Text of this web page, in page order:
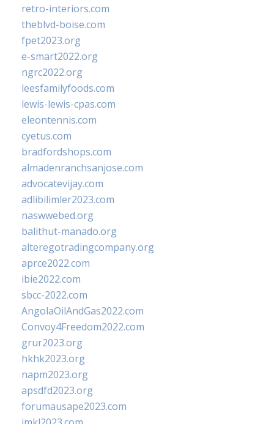
retro-interiors.com
theblvd-boise.com
fpet2023.org
e-smart2022.org
ngrc2022.org
leesfamilyfoods.com
lewis-lewis-cpas.com
eleontennis.com
cyetus.com
bradfordshops.com
almadenranchsanjose.com
advocatevijay.com
adlibilimler2023.com
naswwebed.org
balithut-manado.org
alteregotradingcompany.org
aprce2022.com
ibie2022.com
sbcc-2022.com
AngolaOilAndGas2022.com
Convoy4Freedom2022.com
grur2023.org
hkhk2023.org
napm2023.org
apsdfd2023.org
forumausape2023.com